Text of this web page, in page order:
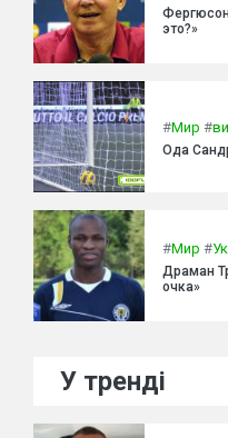
это?»
#Мир #
Ода
#Мир #
Драман
очка»
У тренді